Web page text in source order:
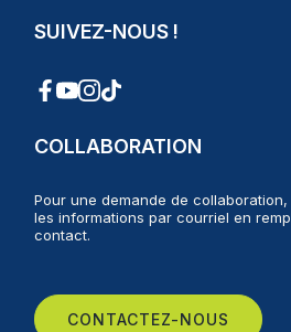
SUIVEZ-NOUS !
COLLABORATION
Pour une demande de
les informations par courriel en
contact.
CONTACTEZ-NOUS